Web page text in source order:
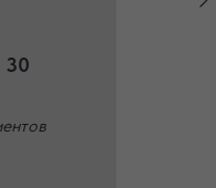
30